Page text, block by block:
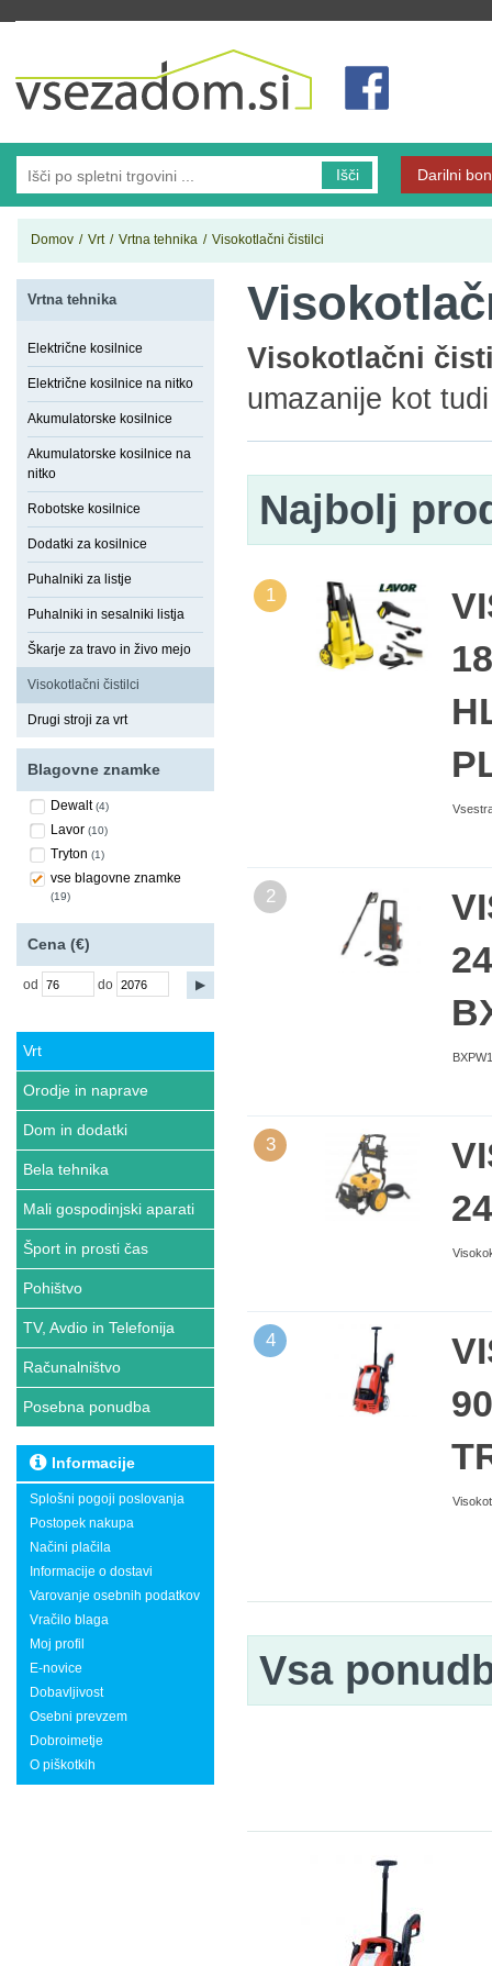
Išči Darilni
Domov / Vrt / Vrtna tehnika / Visokotlačni čistilci
Vrtna tehnika
Električne kosilnice
Električne kosilnice na nitko
Akumulatorske kosilnice
Akumulatorske kosilnice na
nitko
Robotske kosilnice
Dodatki za kosilnice
Puhalniki za listje
Puhalniki in sesalniki listja
Škarje za travo in živo mejo
Visokotlačni čistilci
Drugi stroji za vrt
Blagovne znamke
Dewalt(4)
Lavor (10)
Tryton (1)
vse blagovne znamke
(19)
Cena (€)
od do
Vrt
Orodje in naprave
Dom in dodatki
Bela tehnika
Mali gospodinjski aparati
Šport in prosti čas
Pohištvo
TV, Avdio in Telefonija
Računalništvo
Posebna ponudba
Informacije
Splošni pogoji poslovanja
Postopek nakupa
Načini plačila
Informacije o dostavi
Varovanje osebnih podatkov
Vračilo blaga
Moj profil
E-novice
Dobavljivost
Osebni prevzem
Dobroimetje
O piškotkih
Visokotlačni
umazanije kot
Najbolj
1
2
3
4
Vsa